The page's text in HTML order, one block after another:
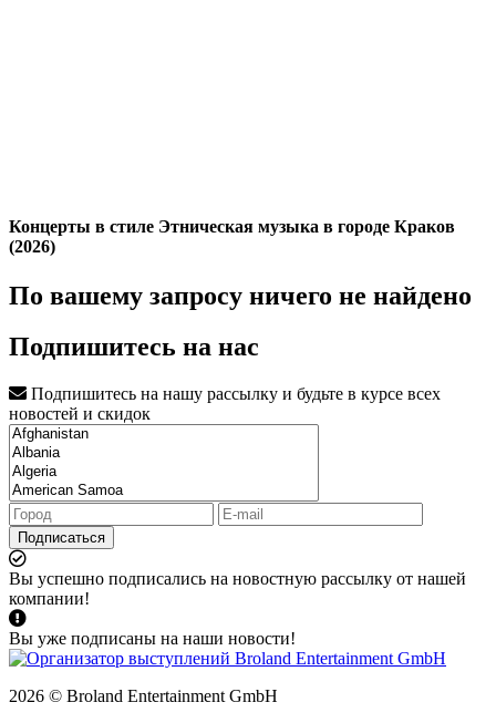
Концерты в стиле Этническая музыка в городе Краков
(2026)
По вашему запросу ничего не найдено
Подпишитесь на нас
Подпишитесь на нашу рассылку и будьте в курсе всех
новостей и скидок
Подписаться
Вы успешно подписались на новостную рассылку от нашей
компании!
Вы уже подписаны на наши новости!
2026 © Broland Entertainment GmbH